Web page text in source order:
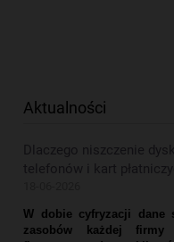
Aktualności
Dlaczego niszczenie
telefonów i kart
W dobie cyfryzacji dane
zasobów każdej